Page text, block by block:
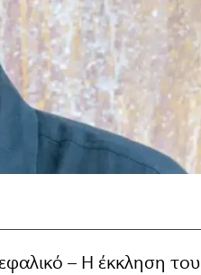
– Η έκκληση του